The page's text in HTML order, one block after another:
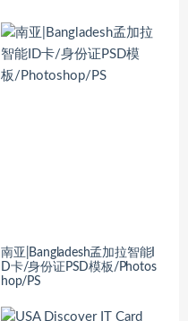
南亚|Bangladesh孟加拉智能I
D卡/身份证PSD模板/Photos
hop/PS